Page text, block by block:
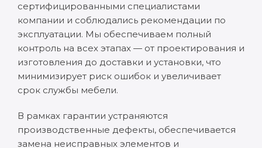
сертифицированными специалистами
компании и соблюдались рекомендации по
эксплуатации. Мы обеспечиваем полный
контроль на всех этапах — от проектирования и
изготовления до доставки и установки, что
минимизирует риск ошибок и увеличивает
срок службы мебели.
В рамках гарантии устраняются
производственные дефекты, обеспечивается
замена неисправных элементов и